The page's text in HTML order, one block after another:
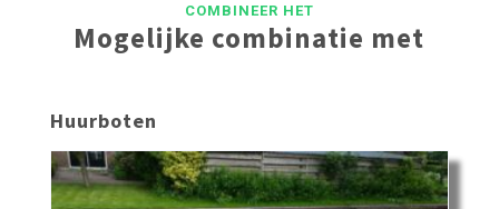
COMBINEER HET
Mogelijke combinatie met
Huurboten